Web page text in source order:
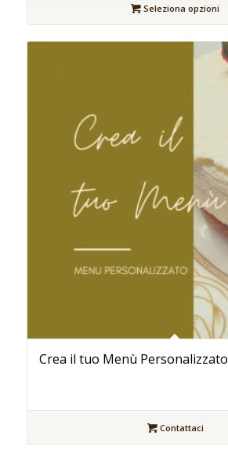
Seleziona opzioni
Crea il tuo Menù Personalizzato
Contattaci